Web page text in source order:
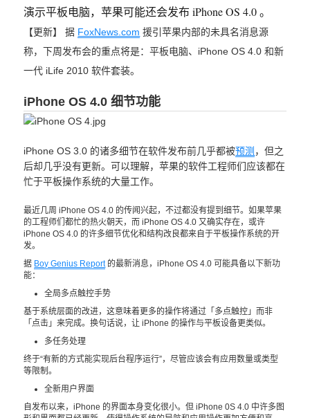
演示平板电脑，苹果可能还会发布 iPhone OS 4.0 。
【更新】 据 FoxNews.com 援引苹果内部的未具名消息源
称，下周发布会的重点将是：平板电脑、iPhone OS 4.0 和新
一代 iLife 2010 软件套装。
iPhone OS 4.0 细节功能
iPhone OS 3.0 的诸多细节在软件发布前几乎都被预测 ，但之
后却几乎没有更新。可以理解，苹果的软件工程师们应该都在
忙于平板操作系统的大量工作。
最近几周 iPhone OS 4.0 的传闻兴起，不过都没有提到细节。如果苹果
的工程师们都忙的热火朝天，而 iPhone OS 4.0 又确实存在，或许
iPhone OS 4.0 的许多细节优化和结构改良都来自于平板操作系统的开
发。
据 Boy Genius Report的最新消息，iPhone OS 4.0 可能具备以下新功
能：
全局多点触控手势
基于系统层面的改进，这意味着更多的操作将通过「多点触控」而非
「点击」来完成。换句话说，让 iPhone 的操作与平板设备更类似。
多任务处理
终于“有新的方式能实现后台程序运行”，尽管应该会有应用数量或类型
等限制。
全新用户界面
自发布以来，iPhone 的界面本身变化很小。但 iPhone 0S 4.0 中许多图